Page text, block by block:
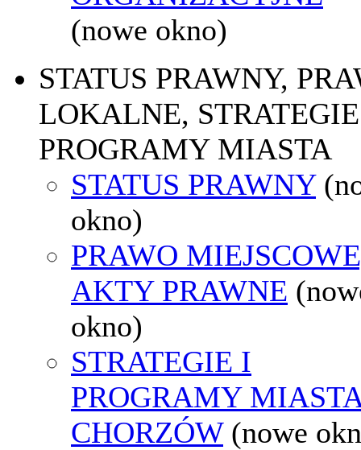
(nowe okno)
STATUS PRAWNY,
LOKALNE,
PROGRAMY MIASTA
STATUS PRAWNY
okno)
PRAWO
AKTY PRAWNE
okno)
STRATEGIE I
PROGRAMY
CHORZÓW (nowe